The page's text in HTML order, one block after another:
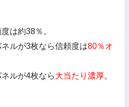
は約38％。
ネルが3枚なら信頼度は80％オ
ルが4枚なら大当たり濃厚。